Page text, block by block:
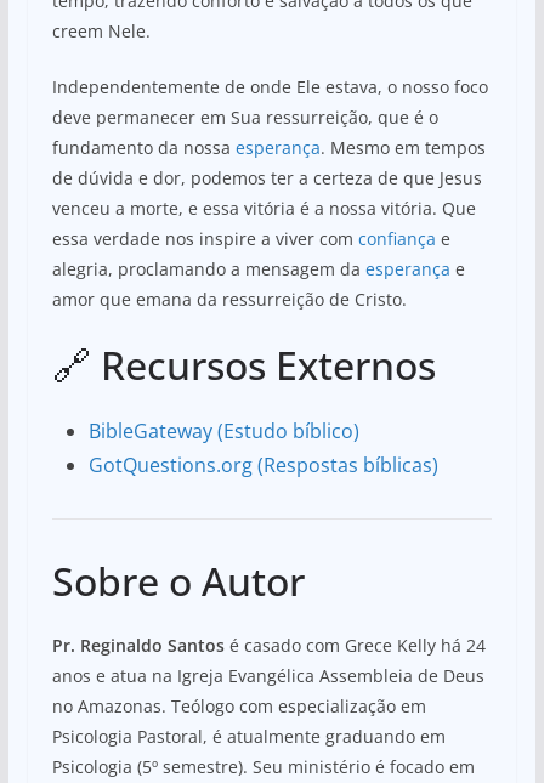
creem Nele.
Independentemente de onde Ele estava, o nosso foco
deve permanecer em Sua ressurreição, que é o
fundamento da nossa esperança. Mesmo em tempos
de dúvida e dor, podemos ter a certeza de que Jesus
venceu a morte, e essa vitória é a nossa vitória. Que
essa verdade nos inspire a viver com confiança e
alegria, proclamando a mensagem da esperança e
amor que emana da ressurreição de Cristo.
🔗 Recursos Externos
BibleGateway (Estudo bíblico)
GotQuestions.org (Respostas bíblicas)
Sobre o Autor
Pr. Reginaldo Santosé casado com Grece Kelly há 24
anos e atua na Igreja Evangélica Assembleia de Deus
no Amazonas. Teólogo com especialização em
Psicologia Pastoral, é atualmente graduando em
Psicologia (5º semestre). Seu ministério é focado em